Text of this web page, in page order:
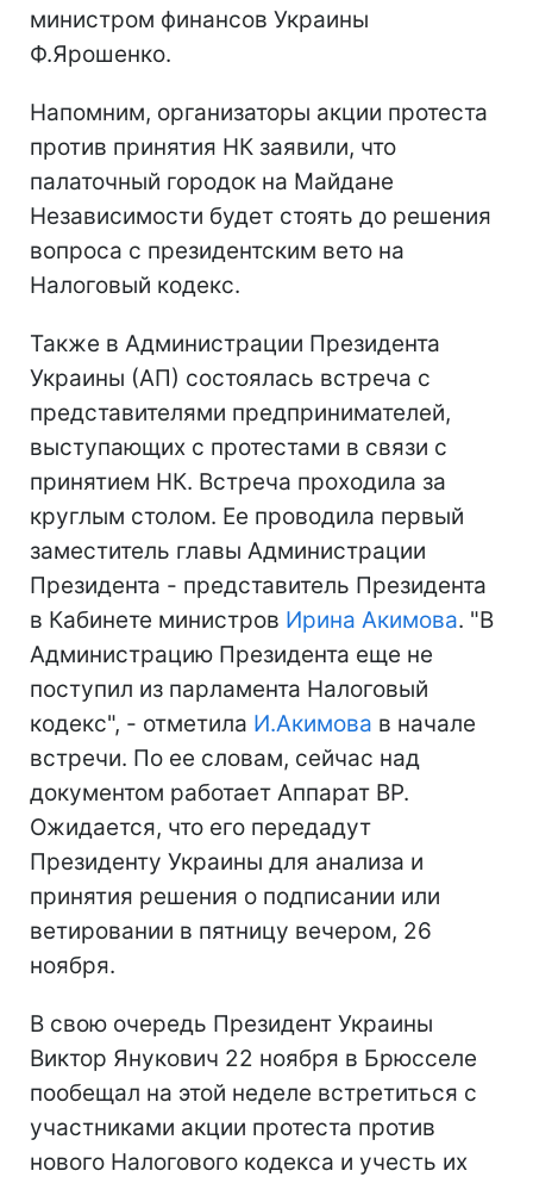
министром финансов Украины
Ф.Ярошенко.
Напомним, организаторы акции протеста
против принятия НК заявили, что
палаточный городок на Майдане
Независимости будет стоять до решения
вопроса с президентским вето на
Налоговый кодекс.
Также в Администрации Президента
Украины (АП) состоялась встреча с
представителями предпринимателей,
выступающих с протестами в связи с
принятием НК. Встреча проходила за
круглым столом. Ее проводила первый
заместитель главы Администрации
Президента - представитель Президента
в Кабинете министров Ирина Акимова. "В
Администрацию Президента еще не
поступил из парламента Налоговый
кодекс", - отметила И.Акимова в начале
встречи. По ее словам, сейчас над
документом работает Аппарат ВР.
Ожидается, что его передадут
Президенту Украины для анализа и
принятия решения о подписании или
ветировании в пятницу вечером, 26
ноября.
В свою очередь Президент Украины
Виктор Янукович 22 ноября в Брюсселе
пообещал на этой неделе встретиться с
участниками акции протеста против
нового Налогового кодекса и учесть их